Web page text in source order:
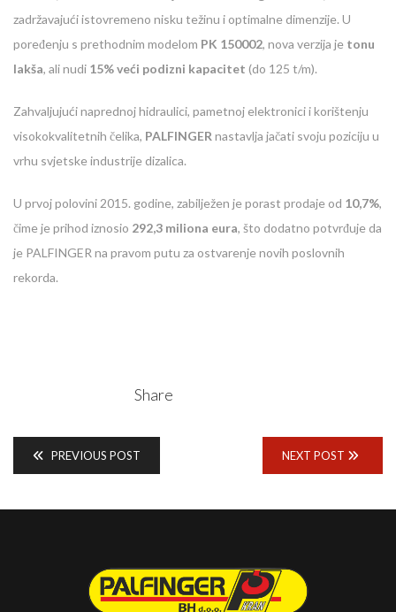
zadržavajući istovremeno nisku težinu i optimalne dimenzije. U
poređenju s prethodnim modelom PK 150002, nova verzija je tonu
lakša, ali nudi 15% veći podizni kapacitet (do 125 t/m).
Zahvaljujući naprednoj hidraulici, pametnoj elektronici i korištenju
visokokvalitetnih čelika, PALFINGER nastavlja jačati svoju poziciju u
vrhu svjetske industrije dizalica.
U prvoj polovini 2015. godine, zabilježen je porast prodaje od 10,7%,
čime je prihod iznosio 292,3 miliona eura, što dodatno potvrđuje da
je PALFINGER na pravom putu za ostvarenje novih poslovnih
rekorda.
Share
PREVIOUS POST NEXT POST